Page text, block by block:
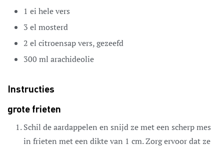
1 ei hele vers
3 el mosterd
2 el citroensapvers, gezeefd
300 ml arachideolie
Instructies
grote frieten
Schil de aardappelen en snijd ze met een scherp mes
in frieten met een dikte van 1 cm. Zorg ervoor dat ze